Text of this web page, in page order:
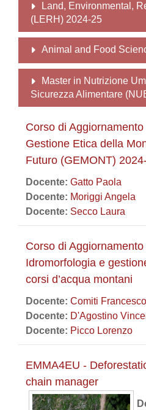
Land, Environmental,
(LERH) 2024-25
Animal and Food
Master in Nutrizione
Sicurezza Alimentare
Corso di
Gestione Etica della
Futuro (GEMONT)
Docente: Gatto Paola
Docente: Moriggi Angela
Docente: Secco Laura
Corso di
Idromorfologia e
corsi d’acqua montani
Docente: Comiti Francesco
Docente: D'Agostino
Docente: Picco Lorenzo
EMMA4EU -
chain manager